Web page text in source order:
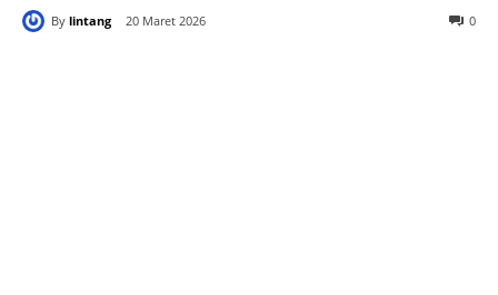
By lintang 20 Maret 2026 0